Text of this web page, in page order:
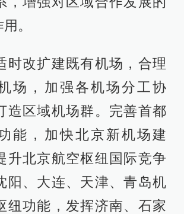
。
时改扩建既有机场，合理
场，加强各机场分工协
造区域机场群。完善首都
能，加快北京新机场建
升北京航空枢纽国际竞争
阳、大连、天津、青岛机
纽功能，发挥济南、石家